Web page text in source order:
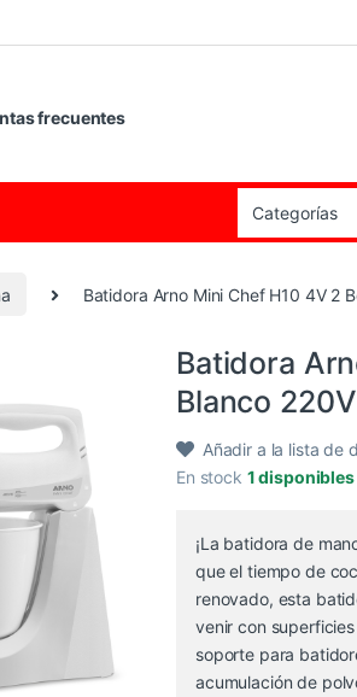
frecuentes
Batidora Arno Mini Chef H10 4V 2
Batidora
Blanco 220V
Añadir a la lista de
En stock 1 disponibles
¡La batidora de
que el tiempo de
renovado, esta
venir con
soporte para
acumulación de